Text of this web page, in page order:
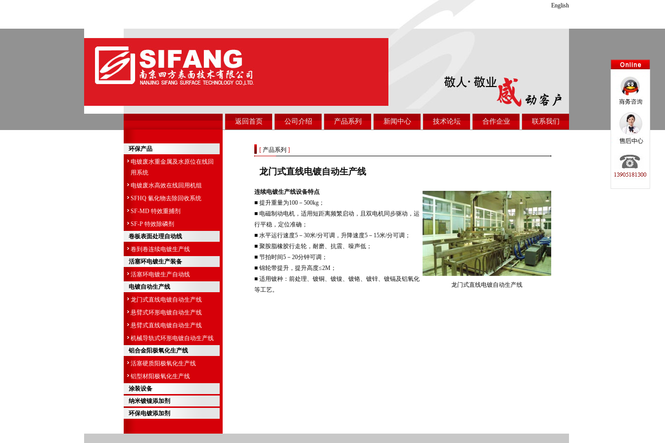
English
返回首页 公司介绍 产品系列 新闻中心 技术论坛 合作企业 联系我们
[ 产品系列 ]
龙门式直线电镀自动生产线
连续电镀生产线设备特点
■ 提升重量为100－500kg；
■ 电磁制动电机，适用短距离频繁启动，且双电机同步驱动，运
行平稳，定位准确；
■ 水平运行速度5－30米/分可调，升降速度5－15米/分可调；
■ 聚胺脂橡胶行走轮，耐磨、抗震、噪声低；
■ 节拍时间5－20分钟可调；
■ 锦轮带提升，提升高度≤2M；
■ 适用镀种：前处理、镀铜、镀镍、镀铬、镀锌、镀镉及铝氧化
等工艺。
龙门式直线电镀自动生产线
环保产品
电镀废水重金属及水原位在线回
用系统
电镀废水高效在线回用机组
SFHQ 氰化物去除回收系统
SF-MD 特效重捕剂
SF-P 特效除磷剂
卷板表面处理自动线
卷到卷连续电镀生产线
活塞环电镀生产装备
活塞环电镀生产自动线
电镀自动生产线
龙门式直线电镀自动生产线
悬臂式环形电镀自动生产线
悬臂式直线电镀自动生产线
机械导轨式环形电镀自动生产线
铝合金阳极氧化生产线
活塞硬质阳极氧化生产线
铝型材阳极氧化生产线
涂装设备
纳米镀镍添加剂
环保电镀添加剂